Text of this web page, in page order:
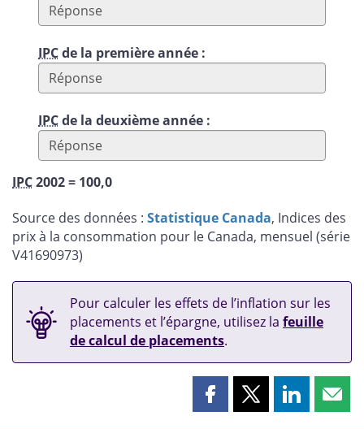
IPCde la première année :
IPCde la deuxième année :
IPC2002 = 100,0
Source des données : Statistique Canada, Indices des
prix à la consommation pour le Canada, mensuel (série
V41690973)
Pour calculer les effets de l’inflation sur les
placements et l’épargne, utilisez la feuille
de calcul de placements.
PartagerPartagerPartager